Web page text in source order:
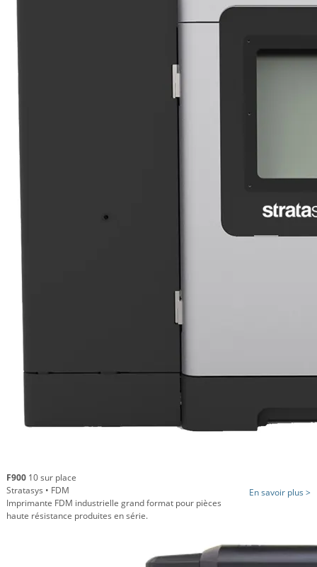
F900 10 sur place
Stratasys • FDM
Imprimante FDM industrielle grand format pour pièces
haute résistance produites en série.
En savoir plus >